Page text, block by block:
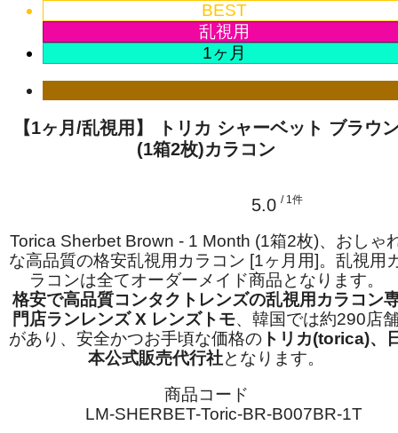
BEST
乱視用
1ヶ月
【1ヶ月/乱視用】 トリカ シャーベット ブラウ
(1箱2枚)カラコン
/ 1件
5.0
Torica Sherbet Brown - 1 Month (1箱2枚)、おしゃ
な高品質の格安乱視用カラコン [1ヶ月用]。乱視用
ラコンは全てオーダーメイド商品となります。
格安で高品質コンタクトレンズの乱視用カラコン
門店ランレンズ X レンズトモ、韓国では約290店
があり、安全かつお手頃な価格の トリカ(torica)、
本公式販売代行社となります。
商品コード
LM-SHERBET-Toric-BR-B007BR-1T